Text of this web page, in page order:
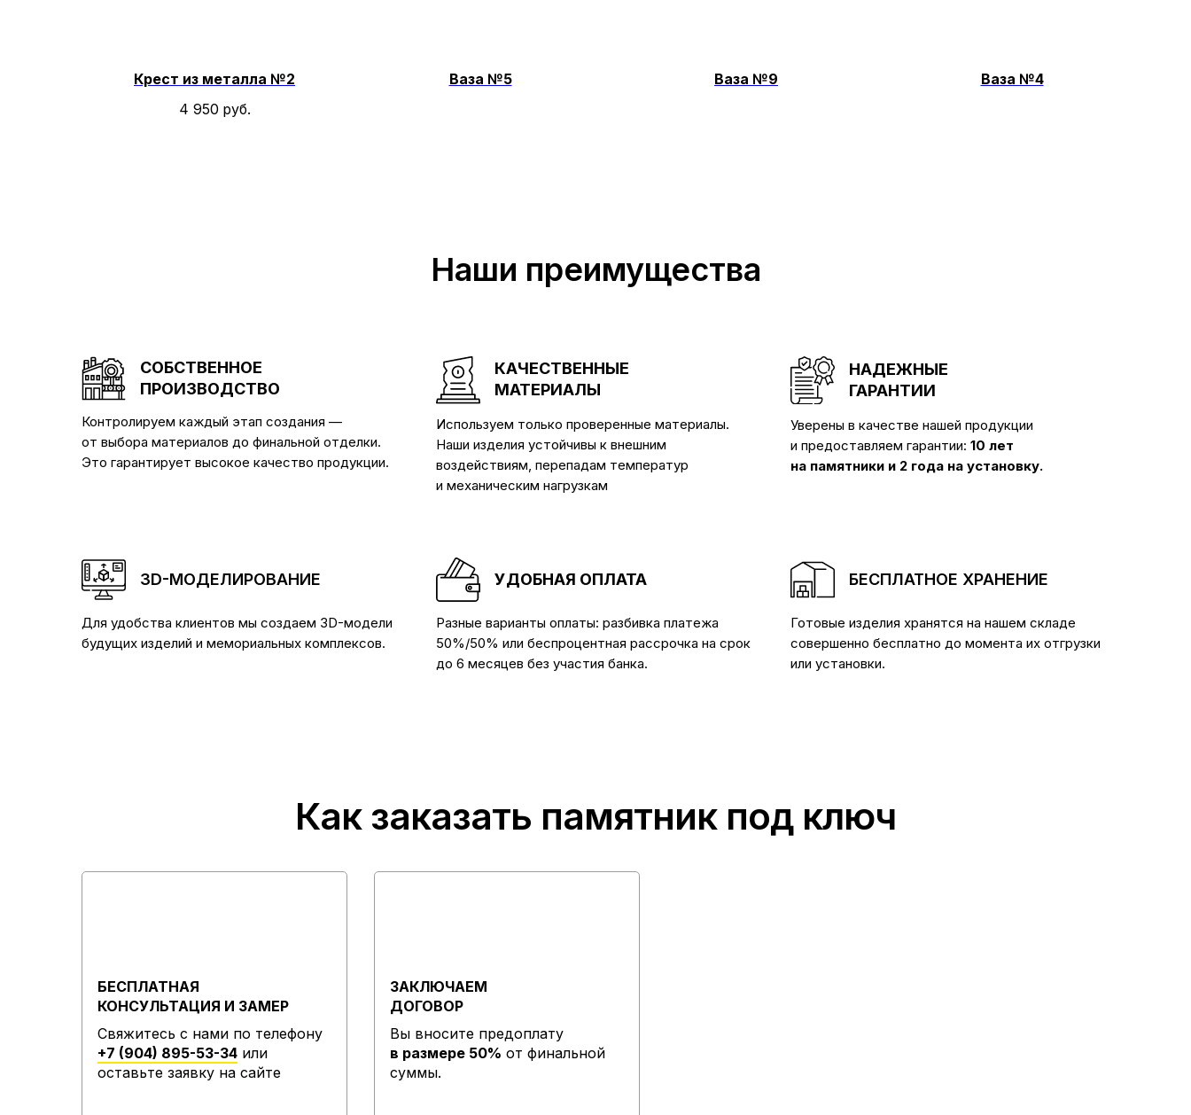
Крест из металла №2
4 950 руб.
Ваза №5 Ваза №9 Ваза №4
Наши преимущества
СОБСТВЕННОЕ
ПРОИЗВОДСТВО
Контролируем каждый этап создания —
от выбора материалов до финальной отделки.
Это гарантирует высокое качество продукции.
КАЧЕСТВЕННЫЕ
МАТЕРИАЛЫ
Используем только проверенные материалы.
Наши изделия устойчивы к внешним
воздействиям, перепадам температур
и механическим нагрузкам
НАДЕЖНЫЕ
ГАРАНТИИ
Уверены в качестве нашей продукции
и предоставляем гарантии: 10 лет
на памятники и 2 года на установку.
3D-МОДЕЛИРОВАНИЕ
Для удобства клиентов мы создаем 3D-модели
будущих изделий и мемориальных комплексов.
УДОБНАЯ ОПЛАТА
Разные варианты оплаты: разбивка платежа
50%/50% или беспроцентная рассрочка на срок
до 6 месяцев без участия банка.
БЕСПЛАТНОЕ ХРАНЕНИЕ
Готовые изделия хранятся на нашем складе
совершенно бесплатно до момента их отгрузки
или установки.
Как заказать памятник под ключ
Свяжитесь с нами по телефону
+7 (904) 895-53-34 или
оставьте заявку на сайте
БЕСПЛАТНАЯ
КОНСУЛЬТАЦИЯ И ЗАМЕР
Вы вносите предоплату
в размере 50% от финальной
суммы.
ЗАКЛЮЧАЕМ
ДОГОВОР